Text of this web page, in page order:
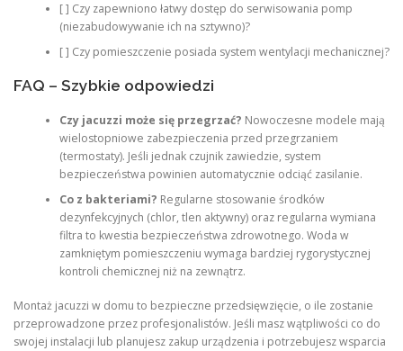
[ ] Czy zapewniono łatwy dostęp do serwisowania pomp
(niezabudowywanie ich na sztywno)?
[ ] Czy pomieszczenie posiada system wentylacji mechanicznej?
FAQ – Szybkie odpowiedzi
Czy jacuzzi może się przegrzać? Nowoczesne modele mają
wielostopniowe zabezpieczenia przed przegrzaniem
(termostaty). Jeśli jednak czujnik zawiedzie, system
bezpieczeństwa powinien automatycznie odciąć zasilanie.
Co z bakteriami? Regularne stosowanie środków
dezynfekcyjnych (chlor, tlen aktywny) oraz regularna wymiana
filtra to kwestia bezpieczeństwa zdrowotnego. Woda w
zamkniętym pomieszczeniu wymaga bardziej rygorystycznej
kontroli chemicznej niż na zewnątrz.
Montaż jacuzzi w domu to bezpieczne przedsięwzięcie, o ile zostanie
przeprowadzone przez profesjonalistów. Jeśli masz wątpliwości co do
swojej instalacji lub planujesz zakup urządzenia i potrzebujesz wsparcia